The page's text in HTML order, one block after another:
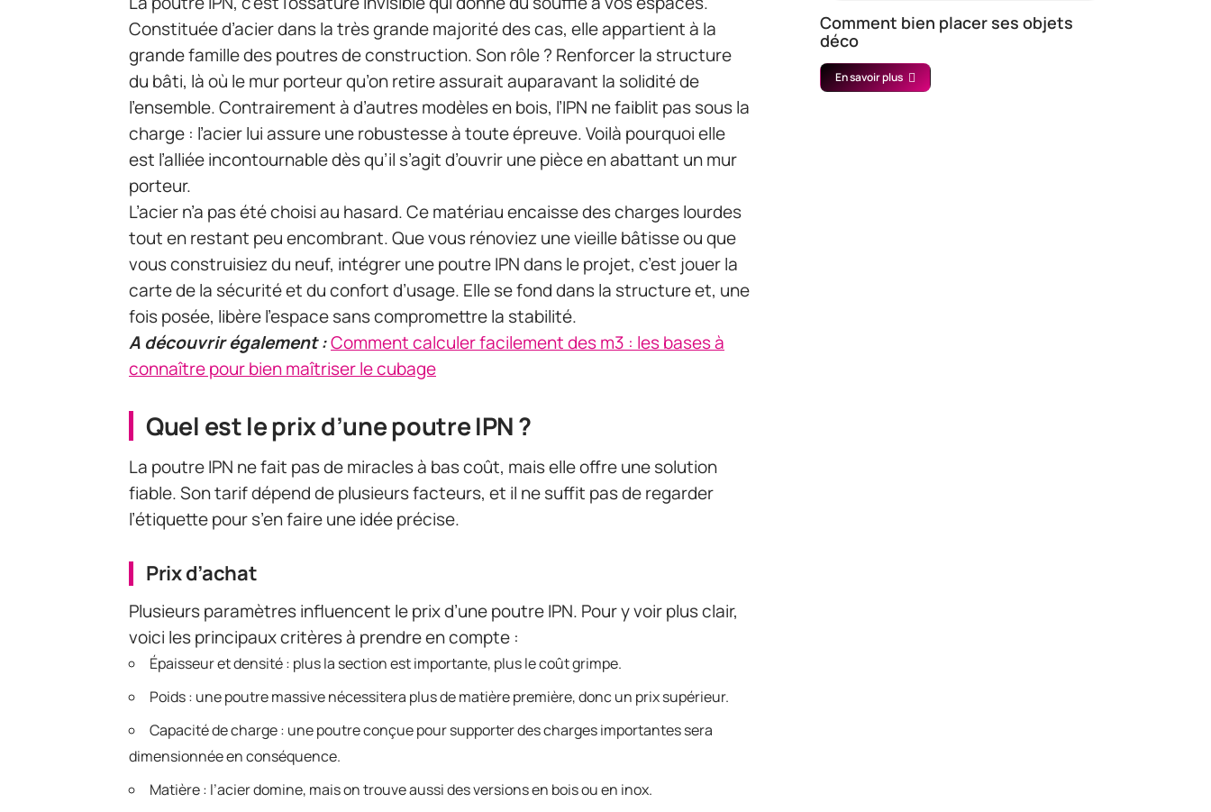
Constituée d’acier dans la très grande majorité des cas, elle appartient à la
grande famille des poutres de construction. Son rôle ? Renforcer la structure
du bâti, là où le mur porteur qu’on retire assurait auparavant la solidité de
l’ensemble. Contrairement à d’autres modèles en bois, l’IPN ne faiblit pas sous la
charge : l’acier lui assure une robustesse à toute épreuve. Voilà pourquoi elle
est l’alliée incontournable dès qu’il s’agit d’ouvrir une pièce en abattant un mur
porteur.
L’acier n’a pas été choisi au hasard. Ce matériau encaisse des charges lourdes
tout en restant peu encombrant. Que vous rénoviez une vieille bâtisse ou que
vous construisiez du neuf, intégrer une poutre IPN dans le projet, c’est jouer la
carte de la sécurité et du confort d’usage. Elle se fond dans la structure et, une
fois posée, libère l’espace sans compromettre la stabilité.
A découvrir également :Comment calculer facilement des m3 : les bases à
connaître pour bien maîtriser le cubage
Quel est le prix d’une poutre IPN ?
La poutre IPN ne fait pas de miracles à bas coût, mais elle offre une solution
fiable. Son tarif dépend de plusieurs facteurs, et il ne suffit pas de regarder
l’étiquette pour s’en faire une idée précise.
Prix d’achat
Plusieurs paramètres influencent le prix d’une poutre IPN. Pour y voir plus clair,
voici les principaux critères à prendre en compte :
Épaisseur et densité : plus la section est importante, plus le coût grimpe.
Poids : une poutre massive nécessitera plus de matière première, donc un prix supérieur.
Capacité de charge : une poutre conçue pour supporter des charges importantes sera
dimensionnée en conséquence.
Matière : l’acier domine, mais on trouve aussi des versions en bois ou en inox.
Comment bien placer ses objets
déco
En savoir plus